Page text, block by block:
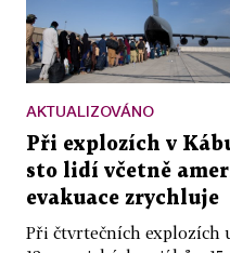
AKTUALIZOVÁNO
Při explozích v
sto lidí včetně
evakuace zrychluje
Při čtvrtečních explozích